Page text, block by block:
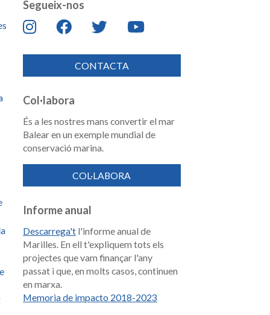
Segueix-nos
CONTACTA
Col·labora
És a les nostres mans convertir el mar
Balear en un exemple mundial de
conservació marina.
COL·LABORA
Informe anual
Descarrega't l'informe anual de
Marilles. En ell t'expliquem tots els
projectes que vam finançar l'any
passat i que, en molts casos, continuen
en marxa.
Memoria de impacto 2018-2023